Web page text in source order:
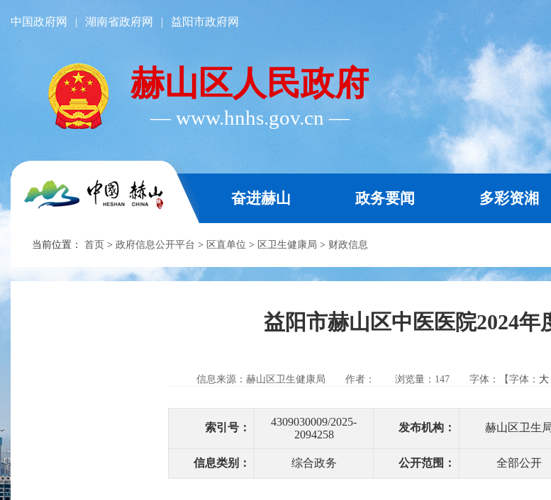
中国政府网 | 湖南省政府网 | 益阳市政府网
赫山区人民政府
― www.hnhs.gov.cn ―
奋进赫山 政务要闻 多彩资湘
当前位置： 首页 > 政府信息公开平台 > 区直单位 > 区卫生健康局 > 财政信息
益阳市赫山区中医医院2024年
信息来源：赫山区卫生健康局 作者： 浏览量： 147 字体：【字体： 大
索引号：
4309030009/2025-
2094258
发布机构： 赫山区卫生
信息类别： 综合政务 公开范围： 全部公开